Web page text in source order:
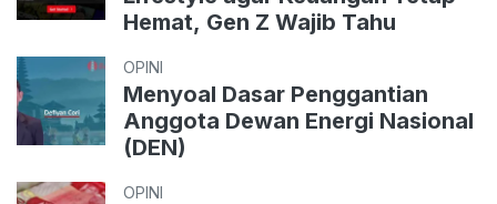
Hemat, Gen Z Wajib Tahu
OPINI
Menyoal Dasar Penggantian
Anggota Dewan Energi Nasional
(DEN)
OPINI